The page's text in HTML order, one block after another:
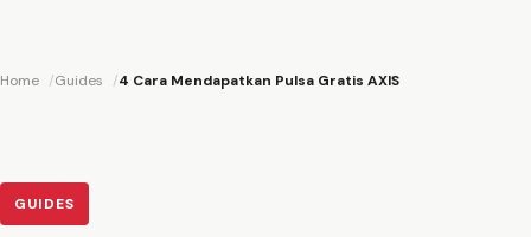
Home Guides 4 Cara Mendapatkan Pulsa Gratis AXIS
GUIDES